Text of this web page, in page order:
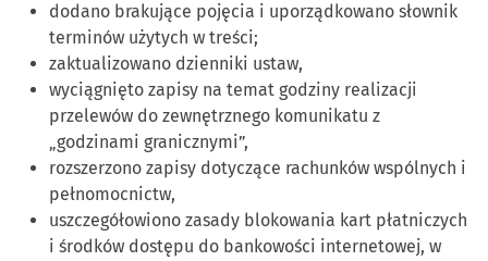
dodano brakujące pojęcia i uporządkowano słownik
terminów użytych w treści;
zaktualizowano dzienniki ustaw,
wyciągnięto zapisy na temat godziny realizacji
przelewów do zewnętrznego komunikatu z
„godzinami granicznymi”,
rozszerzono zapisy dotyczące rachunków wspólnych i
pełnomocnictw,
uszczegółowiono zasady blokowania kart płatniczych
i środków dostępu do bankowości internetowej, w